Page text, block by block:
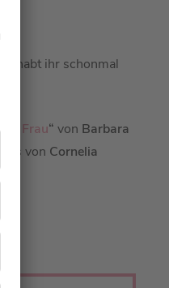
habt ihr schonmal
Frau“ von Barbara
von Cornelia